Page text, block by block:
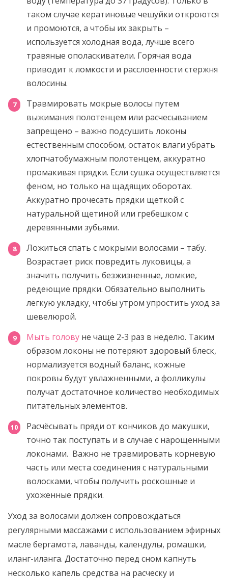
таком случае кератиновые чешуйки откроются
и промоются, а чтобы их закрыть –
используется холодная вода, лучше всего
травяные ополаскиватели. Горячая вода
приводит к ломкости и расслоенности стержня
волосины.
Травмировать мокрые волосы путем
выжимания полотенцем или расчесыванием
запрещено – важно подсушить локоны
естественным способом, остаток влаги убрать
хлопчатобумажным полотенцем, аккуратно
промакивая прядки. Если сушка осуществляется
феном, но только на щадящих оборотах.
Аккуратно прочесать прядки щеткой с
натуральной щетиной или гребешком с
деревянными зубьями.
Ложиться спать с мокрыми волосами – табу.
Возрастает риск повредить луковицы, а
значить получить безжизненные, ломкие,
редеющие прядки. Обязательно выполнить
легкую укладку, чтобы утром упростить уход за
шевелюрой.
Мыть голову не чаще 2-3 раз в неделю. Таким
образом локоны не потеряют здоровый блеск,
нормализуется водный баланс, кожные
покровы будут увлажненными, а фолликулы
получат достаточное количество необходимых
питательных элементов.
Расчёсывать пряди от кончиков до макушки,
точно так поступать и в случае с нарощенными
локонами. Важно не травмировать корневую
часть или места соединения с натуральными
волосками, чтобы получить роскошные и
ухоженные прядки.
Уход за волосами должен сопровождаться
регулярными массажами с использованием эфирных
масле бергамота, лаванды, календулы, ромашки,
иланг-иланга. Достаточно перед сном капнуть
несколько капель средства на расческу и